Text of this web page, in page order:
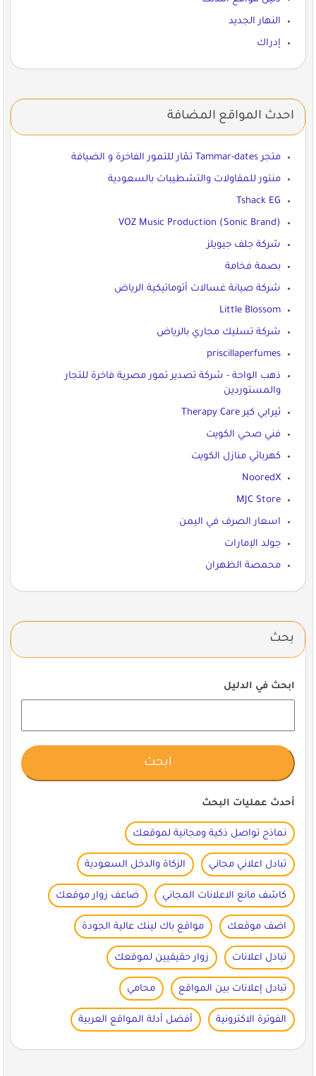
النهار الجديد
إدراك
احدث المواقع المضافة
متجر Tammar-dates تمّار للتمور الفاخرة و الضيافة
منتور للمقاولات والتشطيبات بالسعودية
Tshack EG
VOZ Music Production (Sonic Brand)
شركة جلف جيويلز
بصمة فخامة
شركة صيانة غسالات أتوماتيكية الرياض
Little Blossom
شركة تسليك مجاري بالرياض
priscillaperfumes
ذهب الواحة - شركة تصدير تمور مصرية فاخرة للتجار
والمستوردين
ثيرابي كير Therapy Care
فني صحي الكويت
كهربائي منازل الكويت
NooredX
MJC Store
اسعار الصرف في اليمن
جولد الإمارات
محمصة الظهران
بحث
ابحث في الدليل
أحدث عمليات البحث
نماذج تواصل ذكية ومجانية لموقعك
تبادل اعلاني مجاني الزكاة والدخل السعودية
كاشف مانع الاعلانات المجاني ضاعف زوار موقعك
اضف موقعك مواقع باك لينك عالية الجودة
تبادل اعلانات زوار حقيقيين لموقعك
تبادل إعلانات بين المواقع محامي
الفوترة الاكترونية أفضل أدلة المواقع العربية